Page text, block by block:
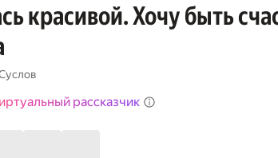
красивой. Хочу быть
рассказчик